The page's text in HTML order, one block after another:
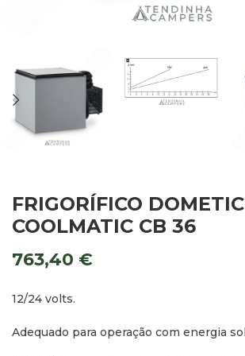
FRIGORÍFICO DOMETIC
COOLMATIC CB 36
763,40 €
12/24 volts.
Adequado para operação com energia